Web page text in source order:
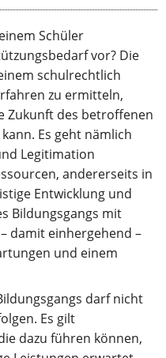
Schüler
vor? Die
schulrechtlich
zu ermitteln,
Zukunft des betroffenen
Es geht nämlich
Legitimation
andererseits in
Entwicklung und
Bildungsgangs mit
damit einhergehend –
und einem
darf nicht
Es gilt
dazu führen können,